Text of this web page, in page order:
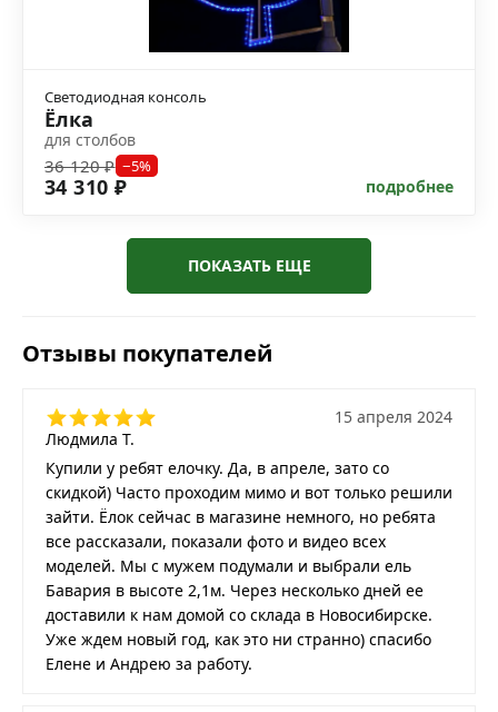
Светодиодная консоль
Ёлка
для столбов
36 120 ₽ −5%
34 310 ₽ подробнее
ПОКАЗАТЬ ЕЩЕ
Отзывы покупателей
Людмила Т.
15 апреля 2024
Купили у ребят елочку. Да, в апреле, зато со
скидкой) Часто проходим мимо и вот только решили
зайти. Ёлок сейчас в магазине немного, но ребята
все рассказали, показали фото и видео всех
моделей. Мы с мужем подумали и выбрали ель
Бавария в высоте 2,1м. Через несколько дней ее
доставили к нам домой со склада в Новосибирске.
Уже ждем новый год, как это ни странно) спасибо
Елене и Андрею за работу.